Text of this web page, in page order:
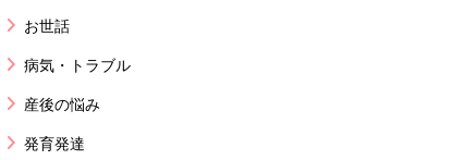
お世話
病気・トラブル
産後の悩み
発育発達